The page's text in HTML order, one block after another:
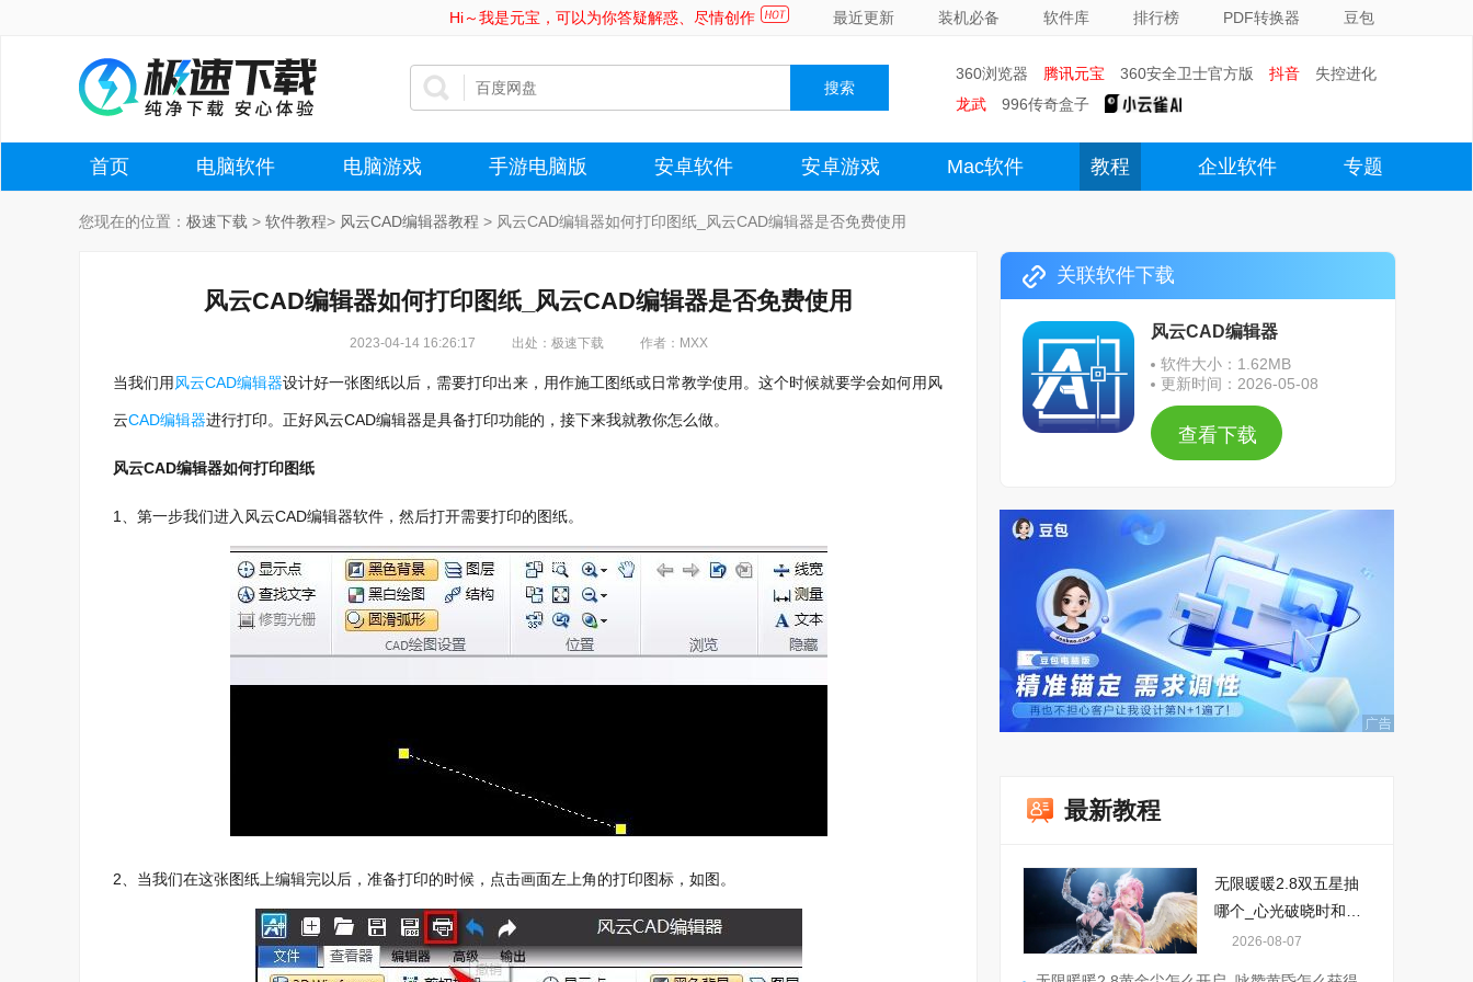
Hi～我是元宝，可以为你答疑解惑、尽情创作 最近更新 装机必备 软件库 排行榜 PDF转换器 豆包
360浏览器 腾讯元宝 360安全卫士官方版 抖音
失控进化
龙武
996传奇盒子
首页 电脑软件 电脑游戏 手游电脑版 安卓软件 安卓游戏 Mac软件 教程 企业软件 专题
您现在的位置： 极速下载 > 软件教程> 风云CAD编辑器教程 > 风云CAD编辑器如何打印图纸_风云CAD编辑器是否免费使用
风云CAD编辑器如何打印图纸_风云CAD编辑器是否免费使用
2023-04-14 16:26:17 出处：极速下载 作者：MXX
当我们用 风云CAD编辑器设计好一张图纸以后，需要打印出来，用作施工图纸或日常教学使用。这个时候就要学会如何用风
云CAD编辑器进行打印。正好风云CAD编辑器是具备打印功能的，接下来我就教你怎么做。
风云CAD编辑器如何打印图纸
1、第一步我们进入风云CAD编辑器软件，然后打开需要打印的图纸。
2、当我们在这张图纸上编辑完以后，准备打印的时候，点击画面左上角的打印图标，如图。
关联软件下载
风云CAD编辑器
软件大小：1.62MB
更新时间：2026-05-08
查看下载
最新教程
无限暖暖2.8双五星抽
哪个_心光破晓时和白
夜长旋舞怎么选
2026-08-07